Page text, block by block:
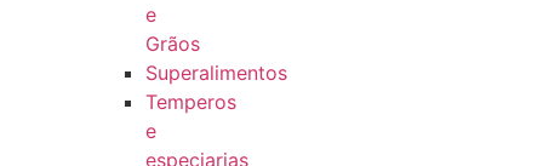
e
Grãos
Superalimentos
Temperos
e
especiarias